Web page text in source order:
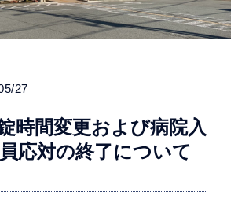
27
時間変更および病院入
応対の終了について